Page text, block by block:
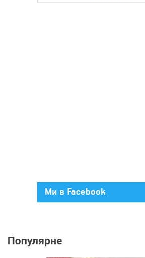
Ми в Facebook
Популярне